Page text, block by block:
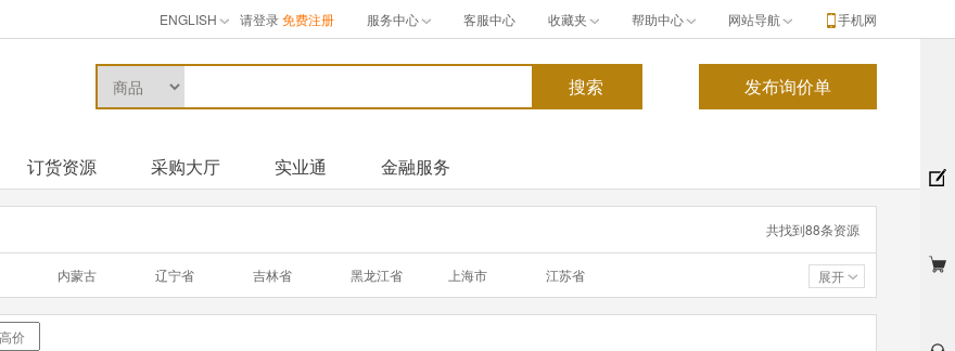
ENGLISH 请登录免费注册 服务中心 客服中心 收藏夹 帮助中心 网站导航 手机网
订货资源 采购大厅 实业通 金融服务
共找到88条资源
内蒙古 辽宁省 吉林省 黑龙江省 上海市 江苏省
山东省 河南省 湖北省 湖南省 广东省 广西
展开